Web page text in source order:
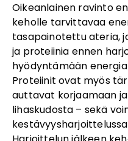
Oikeanlainen ravinto
keholle tarvittavaa
tasapainotettu ateria,
ja proteiinia ennen
hyödyntämään
Proteiinit ovat myös
auttavat korjaamaan
lihaskudosta – sekä